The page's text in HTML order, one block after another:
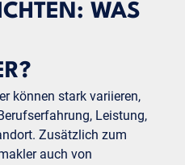
WAS
können stark variieren,
Leistung,
Zusätzlich zum
auch von